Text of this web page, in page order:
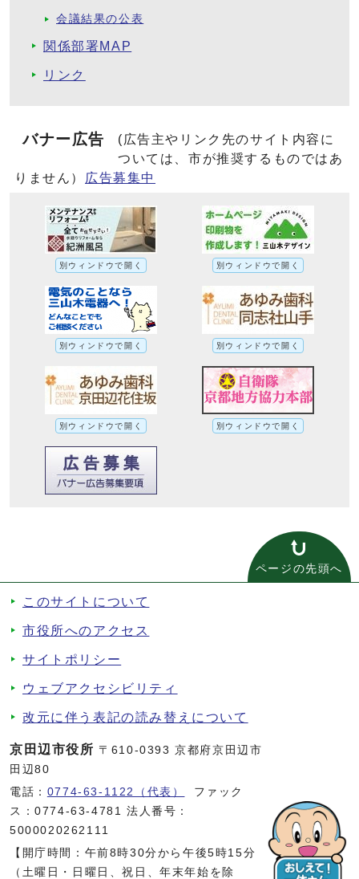
会議結果の公表
関係部署MAP
リンク
バナー広告
(広告主やリンク先のサイト内容に
ついては、市が推奨するものではあ
りません）
広告募集中
別ウィンドウで開く 別ウィンドウで開く
別ウィンドウで開く 別ウィンドウで開く
別ウィンドウで開く 別ウィンドウで開く
ページの先頭へ
このサイトについて
市役所へのアクセス
サイトポリシー
ウェブアクセシビリティ
改元に伴う表記の読み替えについて
京田辺市役所 〒610-0393 京都府京田辺市
田辺80
電話： 0774-63-1122（代表）
ファック
ス：0774-63-4781 法人番号：
5000020262111
【開庁時間：午前8時30分から午後5時15分
（土曜日・日曜日、祝日、年末年始を除